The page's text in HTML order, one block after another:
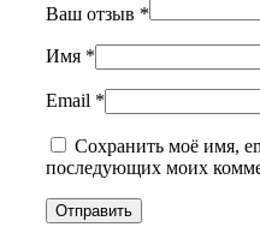
Ваш отзыв *
Имя *
Email *
Сохранить моё имя,
последующих моих